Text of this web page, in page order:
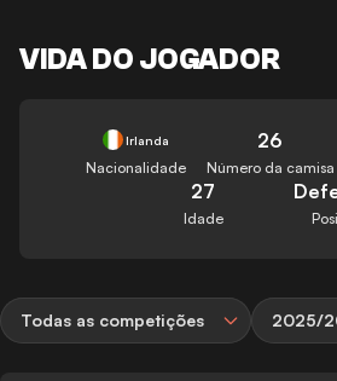
VIDA DO JOGADOR
Irlanda
Nacionalidade
26
Número da camisa
27
Idade
Todas as competições 2025/